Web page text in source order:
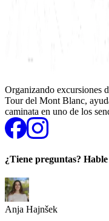
Organizando excursiones
Tour del Mont Blanc,
caminata en uno de los
¿Tiene preguntas?
Anja Hajnšek